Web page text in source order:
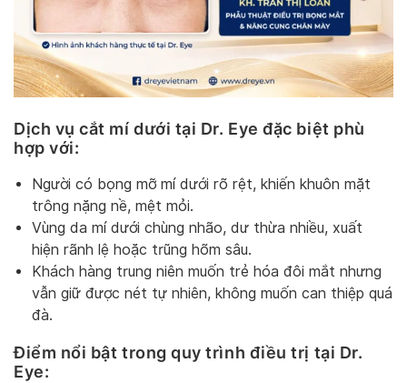
Dịch vụ cắt mí dưới tại Dr. Eye đặc biệt phù
hợp với:
Người có bọng mỡ mí dưới rõ rệt, khiến khuôn mặt
trông nặng nề, mệt mỏi.
Vùng da mí dưới chùng nhão, dư thừa nhiều, xuất
hiện rãnh lệ hoặc trũng hõm sâu.
Khách hàng trung niên muốn trẻ hóa đôi mắt nhưng
vẫn giữ được nét tự nhiên, không muốn can thiệp quá
đà.
Điểm nổi bật trong quy trình điều trị tại Dr.
Eye: